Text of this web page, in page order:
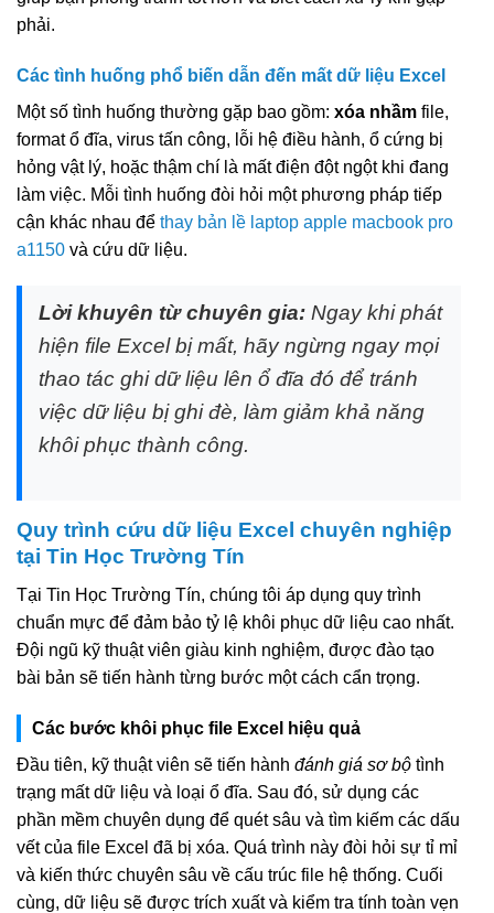
phải.
Các tình huống phổ biến dẫn đến mất dữ liệu Excel
Một số tình huống thường gặp bao gồm: xóa nhầm file,
format ổ đĩa, virus tấn công, lỗi hệ điều hành, ổ cứng bị
hỏng vật lý, hoặc thậm chí là mất điện đột ngột khi đang
làm việc. Mỗi tình huống đòi hỏi một phương pháp tiếp
cận khác nhau để thay bản lề laptop apple macbook pro
a1150 và cứu dữ liệu.
Lời khuyên từ chuyên gia: Ngay khi phát
hiện file Excel bị mất, hãy ngừng ngay mọi
thao tác ghi dữ liệu lên ổ đĩa đó để tránh
việc dữ liệu bị ghi đè, làm giảm khả năng
khôi phục thành công.
Quy trình cứu dữ liệu Excel chuyên nghiệp
tại Tin Học Trường Tín
Tại Tin Học Trường Tín, chúng tôi áp dụng quy trình
chuẩn mực để đảm bảo tỷ lệ khôi phục dữ liệu cao nhất.
Đội ngũ kỹ thuật viên giàu kinh nghiệm, được đào tạo
bài bản sẽ tiến hành từng bước một cách cẩn trọng.
Các bước khôi phục file Excel hiệu quả
Đầu tiên, kỹ thuật viên sẽ tiến hành đánh giá sơ bộ tình
trạng mất dữ liệu và loại ổ đĩa. Sau đó, sử dụng các
phần mềm chuyên dụng để quét sâu và tìm kiếm các dấu
vết của file Excel đã bị xóa. Quá trình này đòi hỏi sự tỉ mỉ
và kiến thức chuyên sâu về cấu trúc file hệ thống. Cuối
cùng, dữ liệu sẽ được trích xuất và kiểm tra tính toàn vẹn